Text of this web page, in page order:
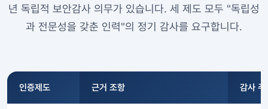
년 독립적 보안감사 의무가 있습니다. 세 제도 모두 "독립성
과 전문성을 갖춘 인력"의 정기 감사를 요구합니다.
인증제도 근거 조항 감사 주